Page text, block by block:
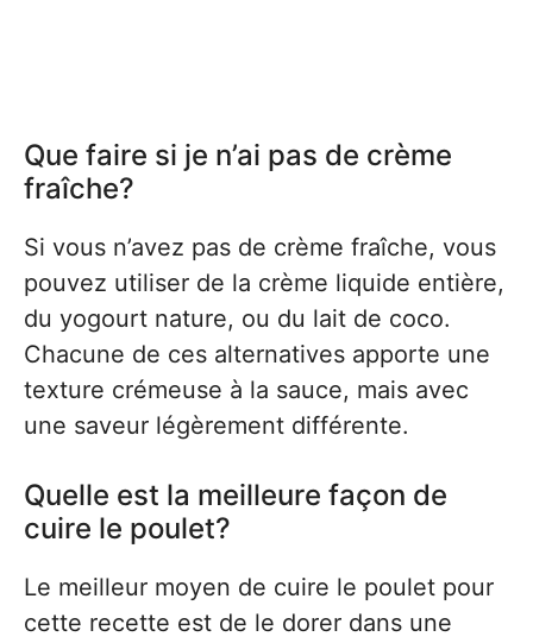
Que faire si je n’ai pas de crème
fraîche?
Si vous n’avez pas de crème fraîche, vous
pouvez utiliser de la crème liquide entière,
du yogourt nature, ou du lait de coco.
Chacune de ces alternatives apporte une
texture crémeuse à la sauce, mais avec
une saveur légèrement différente.
Quelle est la meilleure façon de
cuire le poulet?
Le meilleur moyen de cuire le poulet pour
cette recette est de le dorer dans une